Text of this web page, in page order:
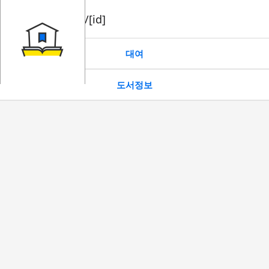
book/rent/[id]
대여
도서정보